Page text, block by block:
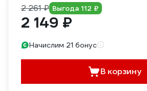
2 261 ₽ Выгода 112 ₽
2 149 ₽
Начислим 21 бонус
В корзину